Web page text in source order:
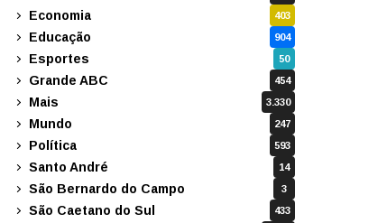
Economia 403
Educação 904
Esportes 50
Grande ABC 454
Mais 3.330
Mundo 247
Política 593
Santo André 14
São Bernardo do Campo 3
São Caetano do Sul 433